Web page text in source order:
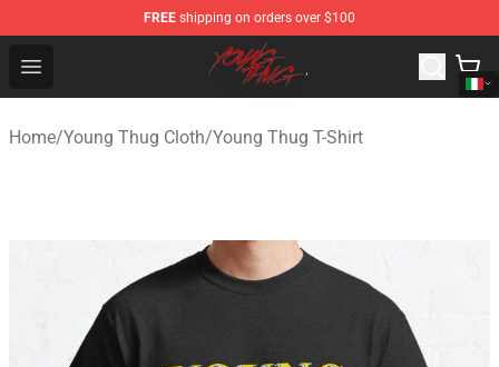
FREE shipping on orders over $100
Open menu
Young Thug Shop - Official Young Thug Merchandise
Home/Young Thug Cloth/Young Thug T-Shirt